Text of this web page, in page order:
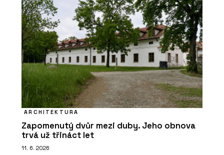
ARCHITEKTURA
Zapomenutý dvůr mezi duby. Jeho obnova
trvá už třináct let
11. 6. 2026